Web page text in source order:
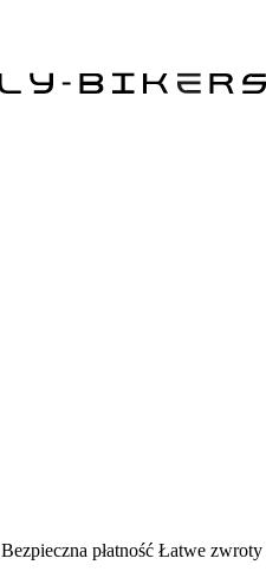
Bezpieczna płatność Łatwe zwroty